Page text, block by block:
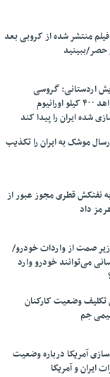
فیلم منتشر شده از کروبی بعد
حصر/ببینید
اردستانی: گروسی
می‌خواهد ۴۰۰ کیلو اورانیوم
شده ایران را پیدا کند
موشک به ایران را تکذیب
به نفتکش قطری مجوز عبور از
داد
صمت از واردات خودرو/
می‌توانند خودرو وارد
تکلیف وضعیت کارکنان
جم
آمریکا درباره وضعیت
ایران و آمریکا